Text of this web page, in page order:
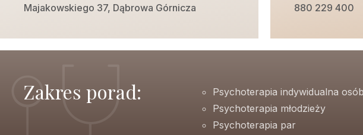
Majakowskiego 37, Dąbrowa Górnicza 880 229 400
Zakres porad:
Psychoterapia indywidualna
Psychoterapia młodzieży
Psychoterapia par